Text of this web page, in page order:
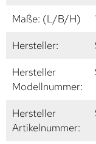
Maße: (L/B/H)
Hersteller:
Hersteller
Modellnummer:
Hersteller
Artikelnummer: